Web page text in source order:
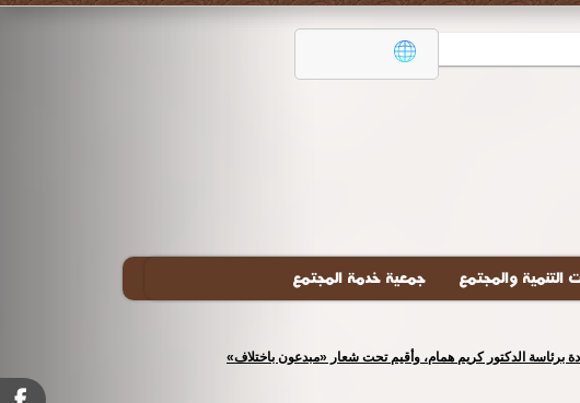
التنمية والمجتمع
جمعية خدمة المجتمع
برئاسة الدكتور كريم همام، وأقيم تحت شعار «مبدعون باختلاف»